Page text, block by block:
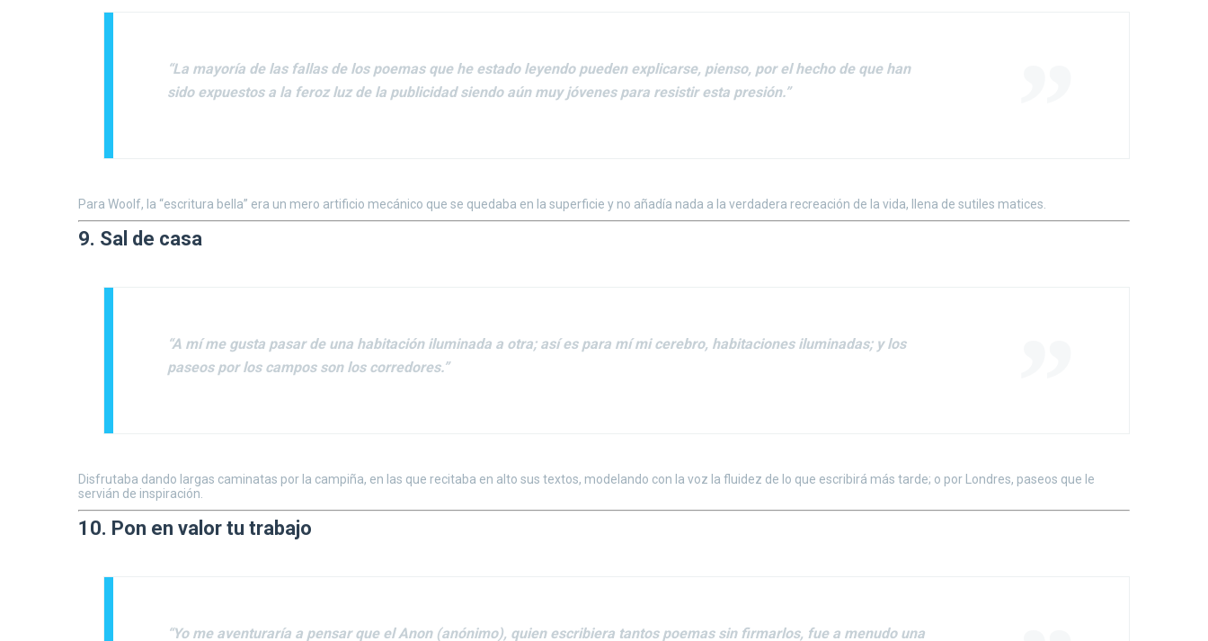
“La mayoría de las fallas de los poemas que he estado leyendo pueden explicarse, pienso, por el hecho de que han
sido expuestos a la feroz luz de la publicidad siendo aún muy jóvenes para resistir esta presión.”
Para Woolf, la “escritura bella” era un mero artificio mecánico que se quedaba en la superficie y no añadía nada a la verdadera recreación de la vida, llena de sutiles matices.
9. Sal de casa
“A mí me gusta pasar de una habitación iluminada a otra; así es para mí mi cerebro, habitaciones iluminadas; y los
paseos por los campos son los corredores.”
Disfrutaba dando largas caminatas por la campiña, en las que recitaba en alto sus textos, modelando con la voz la fluidez de lo que escribirá más tarde; o por Londres, paseos que le
servián de inspiración.
10. Pon en valor tu trabajo
“Yo me aventuraría a pensar que el Anon (anónimo), quien escribiera tantos poemas sin firmarlos, fue a menudo una